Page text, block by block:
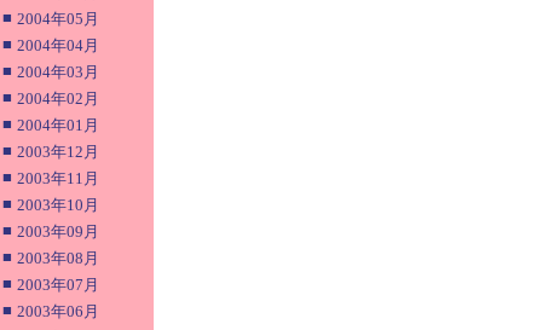
■ 2004年05月
■ 2004年04月
■ 2004年03月
■ 2004年02月
■ 2004年01月
■ 2003年12月
■ 2003年11月
■ 2003年10月
■ 2003年09月
■ 2003年08月
■ 2003年07月
■ 2003年06月